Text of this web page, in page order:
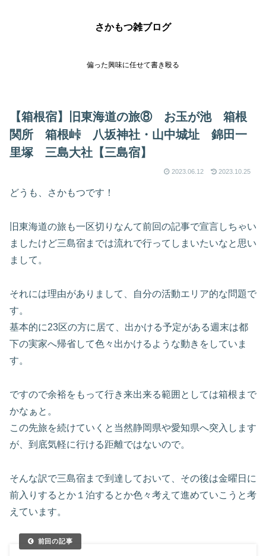
さかもつ雑ブログ
偏った興味に任せて書き殴る
【箱根宿】旧東海道の旅⑧ お玉が池 箱根
関所 箱根峠 八坂神社・山中城址 錦田一
里塚 三島大社【三島宿】
2023.06.12 2023.10.25
どうも、さかもつです！
旧東海道の旅も一区切りなんて前回の記事で宣言しちゃい
ましたけど三島宿までは流れで行ってしまいたいなと思い
まして。
それには理由がありまして、自分の活動エリア的な問題で
す。
基本的に23区の方に居て、出かける予定がある週末は都
下の実家へ帰省して色々出かけるような動きをしていま
す。
ですので余裕をもって行き来出来る範囲としては箱根まで
かなぁと。
この先旅を続けていくと当然静岡県や愛知県へ突入します
が、到底気軽に行ける距離ではないので。
そんな訳で三島宿まで到達しておいて、その後は金曜日に
前入りするとか１泊するとか色々考えて進めていこうと考
えています。